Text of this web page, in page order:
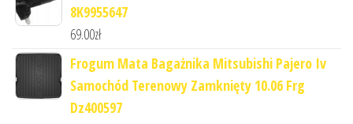
8K9955647
69.00zł
Frogum Mata Bagażnika Mitsubishi Pajero Iv
Samochód Terenowy Zamknięty 10.06 Frg
Dz400597